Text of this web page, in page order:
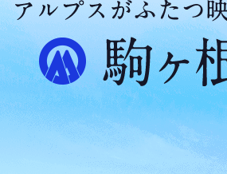
ア
ル
プ
ス
が